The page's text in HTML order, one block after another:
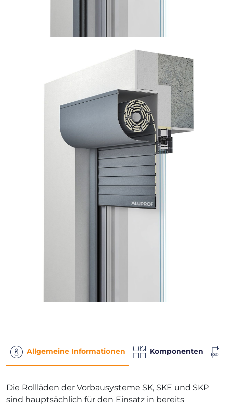
Allgemeine Informationen Komponenten
Die Rollläden der Vorbausysteme SK, SKE und SKP
sind hauptsächlich für den Einsatz in bereits